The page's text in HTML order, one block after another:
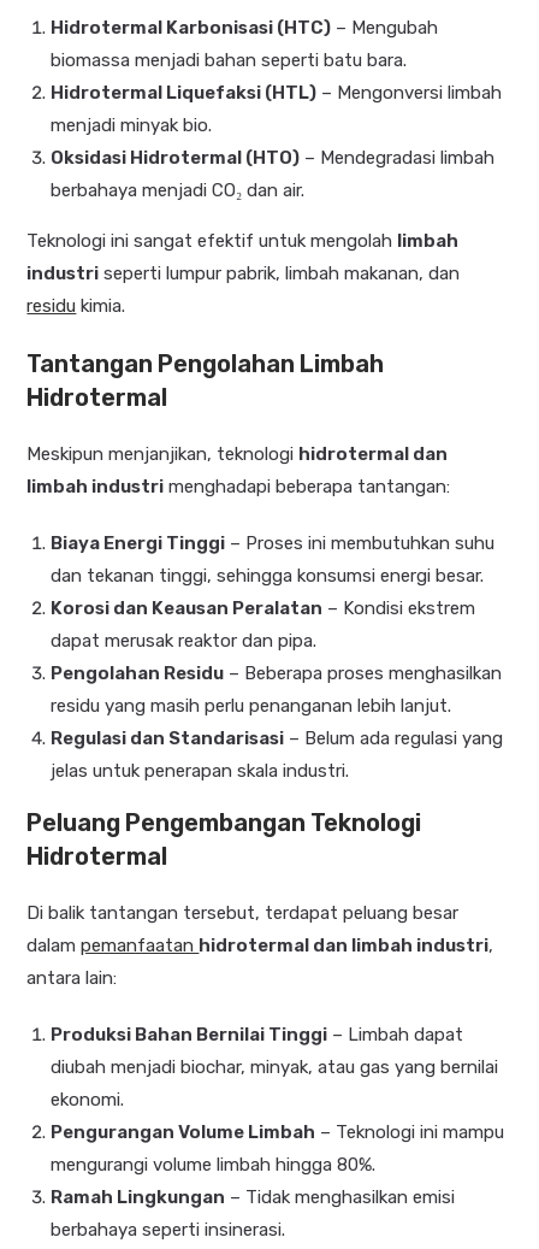
Hidrotermal Karbonisasi (HTC) – Mengubah
biomassa menjadi bahan seperti batu bara.
Hidrotermal Liquefaksi (HTL) – Mengonversi limbah
menjadi minyak bio.
Oksidasi Hidrotermal (HTO) – Mendegradasi limbah
berbahaya menjadi CO₂ dan air.
Teknologi ini sangat efektif untuk mengolah limbah
industri seperti lumpur pabrik, limbah makanan, dan
residu kimia.
Tantangan Pengolahan Limbah
Hidrotermal
Meskipun menjanjikan, teknologi hidrotermal dan
limbah industri menghadapi beberapa tantangan:
Biaya Energi Tinggi – Proses ini membutuhkan suhu
dan tekanan tinggi, sehingga konsumsi energi besar.
Korosi dan Keausan Peralatan – Kondisi ekstrem
dapat merusak reaktor dan pipa.
Pengolahan Residu – Beberapa proses menghasilkan
residu yang masih perlu penanganan lebih lanjut.
Regulasi dan Standarisasi – Belum ada regulasi yang
jelas untuk penerapan skala industri.
Peluang Pengembangan Teknologi
Hidrotermal
Di balik tantangan tersebut, terdapat peluang besar
dalampemanfaatan hidrotermal dan limbah industri,
antara lain:
Produksi Bahan Bernilai Tinggi – Limbah dapat
diubah menjadi biochar, minyak, atau gas yang bernilai
ekonomi.
Pengurangan Volume Limbah – Teknologi ini mampu
mengurangi volume limbah hingga 80%.
Ramah Lingkungan – Tidak menghasilkan emisi
berbahaya seperti insinerasi.